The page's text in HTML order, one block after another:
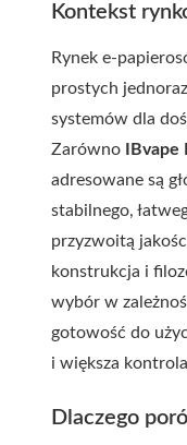
Kontekst
Rynek e-
prostych
systemów dla
Zarówno
adresowane są
stabilnego,
przyzwoitą
konstrukcja i
wybór w
gotowość do
i większa
Dlaczego